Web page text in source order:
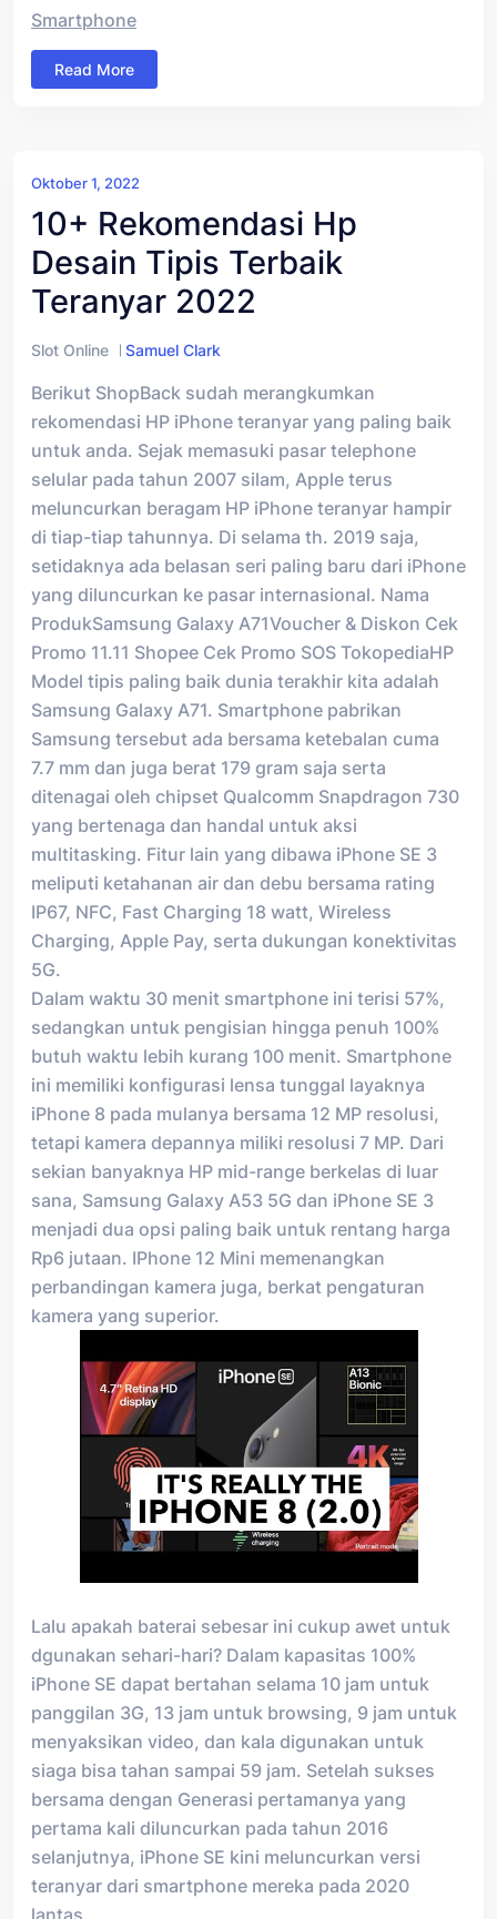
Smartphone
Read More
Oktober 1, 2022
10+ Rekomendasi Hp
Desain Tipis Terbaik
Teranyar 2022
Slot Online Samuel Clark
Berikut ShopBack sudah merangkumkan
rekomendasi HP iPhone teranyar yang paling baik
untuk anda. Sejak memasuki pasar telephone
selular pada tahun 2007 silam, Apple terus
meluncurkan beragam HP iPhone teranyar hampir
di tiap-tiap tahunnya. Di selama th. 2019 saja,
setidaknya ada belasan seri paling baru dari iPhone
yang diluncurkan ke pasar internasional. Nama
ProdukSamsung Galaxy A71Voucher & Diskon Cek
Promo 11.11 Shopee Cek Promo SOS TokopediaHP
Model tipis paling baik dunia terakhir kita adalah
Samsung Galaxy A71. Smartphone pabrikan
Samsung tersebut ada bersama ketebalan cuma
7.7 mm dan juga berat 179 gram saja serta
ditenagai oleh chipset Qualcomm Snapdragon 730
yang bertenaga dan handal untuk aksi
multitasking. Fitur lain yang dibawa iPhone SE 3
meliputi ketahanan air dan debu bersama rating
IP67, NFC, Fast Charging 18 watt, Wireless
Charging, Apple Pay, serta dukungan konektivitas
5G.
Dalam waktu 30 menit smartphone ini terisi 57%,
sedangkan untuk pengisian hingga penuh 100%
butuh waktu lebih kurang 100 menit. Smartphone
ini memiliki konfigurasi lensa tunggal layaknya
iPhone 8 pada mulanya bersama 12 MP resolusi,
tetapi kamera depannya miliki resolusi 7 MP. Dari
sekian banyaknya HP mid-range berkelas di luar
sana, Samsung Galaxy A53 5G dan iPhone SE 3
menjadi dua opsi paling baik untuk rentang harga
Rp6 jutaan. IPhone 12 Mini memenangkan
perbandingan kamera juga, berkat pengaturan
kamera yang superior.
Lalu apakah baterai sebesar ini cukup awet untuk
dgunakan sehari-hari? Dalam kapasitas 100%
iPhone SE dapat bertahan selama 10 jam untuk
panggilan 3G, 13 jam untuk browsing, 9 jam untuk
menyaksikan video, dan kala digunakan untuk
siaga bisa tahan sampai 59 jam. Setelah sukses
bersama dengan Generasi pertamanya yang
pertama kali diluncurkan pada tahun 2016
selanjutnya, iPhone SE kini meluncurkan versi
teranyar dari smartphone mereka pada 2020